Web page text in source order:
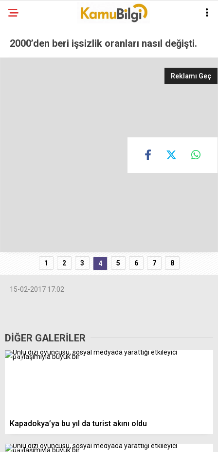
2000’den beri işsizlik oranları nasıl değişti.
Reklamı Geç
1 2 3 4 5 6 7 8
15-02-2017 17:02
DİĞER GALERİLER
Kapadokya’ya bu yıl da turist akını oldu